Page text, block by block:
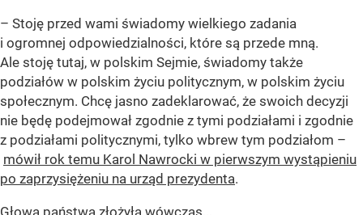
– Stoję przed wami świadomy wielkiego zadania
i ogromnej odpowiedzialności, które są przede mną.
Ale stoję tutaj, w polskim Sejmie, świadomy także
podziałów w polskim życiu politycznym, w polskim życiu
społecznym. Chcę jasno zadeklarować, że swoich decyzji
nie będę podejmował zgodnie z tymi podziałami i zgodnie
z podziałami politycznymi, tylko wbrew tym podziałom –
mówił rok temu Karol Nawrocki w pierwszym wystąpieniu
po zaprzysiężeniu na urząd prezydenta.